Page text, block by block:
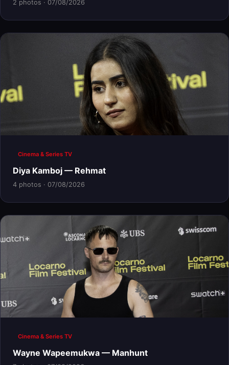
2 photos · 07/08/2026
Cinema & Series TV
Diya Kamboj — Rehmat
4 photos · 07/08/2026
Cinema & Series TV
Wayne Wapeemukwa — Manhunt